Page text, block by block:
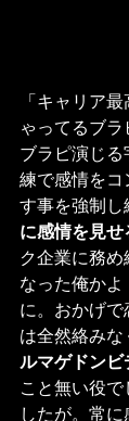
「キャリア
ゃってるブラ
ブラピ演じる
練で感情をコ
す事を強制し
に感情を見せ
ク企業に務
なった俺か
に。おかげで
は全然絡みな
ルマゲドンビ
こと無い役
したが。常に